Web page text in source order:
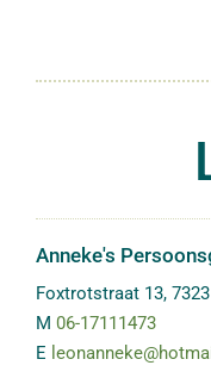
Anneke's
Foxtrotstraat 13,
M 06-17111473
E